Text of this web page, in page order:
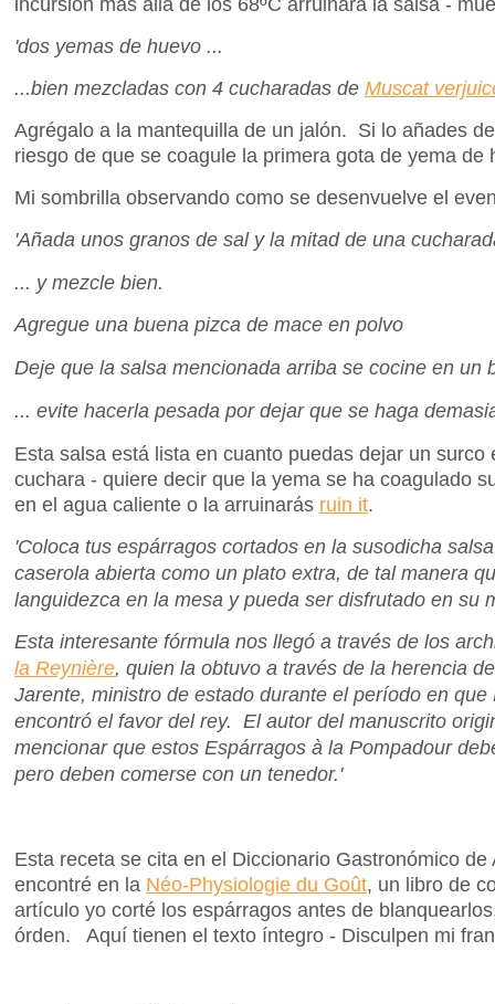
'dos yemas de huevo ...
...bien mezcladas con 4 cucharadas de Muscat
Agrégalo a la mantequilla de un jalón. Si lo añades
riesgo de que se coagule la primera gota de yema de
Mi sombrilla observando como se desenvuelve el
'Añada unos granos de sal y la mitad de una
... y mezcle bien.
Agregue una buena pizca de mace en polvo
Deje que la salsa mencionada arriba se cocine en un
... evite hacerla pesada por dejar que se haga
Esta salsa está lista en cuanto puedas dejar un surco
cuchara - quiere decir que la yema se ha coagulado
en el agua caliente o la arruinarás ruin it.
'Coloca tus espárragos cortados en la susodicha
caserola abierta como un plato extra, de tal manera
languidezca en la mesa y pueda ser disfrutado en su
Esta interesante fórmula nos llegó a través de los
la Reynière, quien la obtuvo a través de la herencia
Jarente, ministro de estado durante el período en
encontró el favor del rey. El autor del manuscrito
mencionar que estos Espárragos à la Pompadour
pero deben comerse con un tenedor.'
Esta receta se cita en el Diccionario Gastronómico
encontré en la Néo-Physiologie du Goût, un libro de
artículo yo corté los espárragos antes de
órden. Aquí tienen el texto íntegro - Disculpen mi